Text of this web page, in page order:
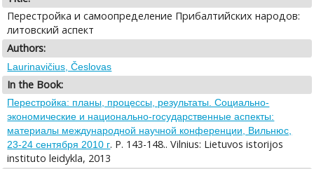
Перестройка и самоопределение Прибалтийских народов:
литовский аспект
Authors:
Laurinavičius, Česlovas
In the Book:
Перестройка: планы, процессы, результаты. Cоциально-
экономические и национально-государственные аспекты:
материалы международной научной конференции, Вильнюс,
23-24 сентября 2010 г. P. 143-148.. Vilnius: Lietuvos istorijos
instituto leidykla, 2013